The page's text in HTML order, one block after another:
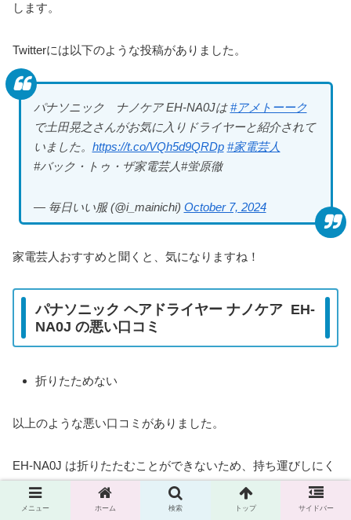
します。
Twitterには以下のような投稿がありました。
パナソニック ナノケア EH-NA0Jは#アメトーーク
で土田晃之さんがお気に入りドライヤーと紹介されて
いました。 https://t.co/VQh5d9QRDp #家電芸人
#バック・トゥ・ザ家電芸人#蛍原徹
— 毎日いい服 (@i_mainichi) October 7, 2024
家電芸人おすすめと聞くと、気になりますね！
パナソニック ヘアドライヤー ナノケア EH-
NA0J の悪い口コミ
折りたためない
以上のような悪い口コミがありました。
EH-NA0J は折りたたむことができないため、持ち運びしにく
いと感じる方が多いようです。
メニュー ホーム 検索 トップ サイドバー